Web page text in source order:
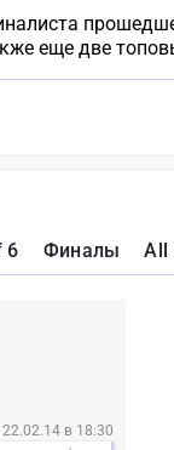
еще две
6 Финалы All
22.02.14 в 18:30